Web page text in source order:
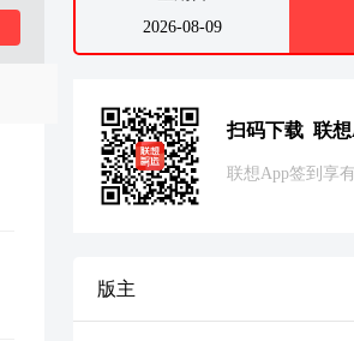
2026-08-09
扫码下载 联
联想App签到享
版主